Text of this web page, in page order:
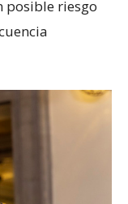
posible riesgo